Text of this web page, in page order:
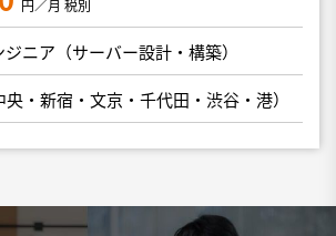
円／月 税別
ニア（サーバー設計・構築）
・新宿・文京・千代田・渋谷・港）